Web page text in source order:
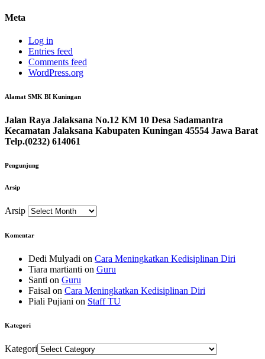
Meta
Log in
Entries feed
Comments feed
WordPress.org
Alamat SMK BI Kuningan
Jalan Raya Jalaksana No.12 KM 10 Desa Sadamantra
Kecamatan Jalaksana Kabupaten Kuningan 45554 Jawa Barat
Telp.(0232) 614061
Pengunjung
Arsip
Arsip
Komentar
Dedi Mulyadi on Cara Meningkatkan Kedisiplinan Diri
Tiara martianti on Guru
Santi on Guru
Faisal on Cara Meningkatkan Kedisiplinan Diri
Piali Pujiani on Staff TU
Kategori
Kategori